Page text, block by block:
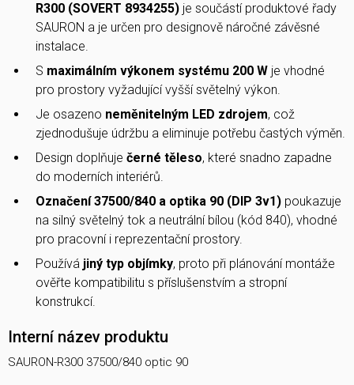
R300 (SOVERT 8934255) je součástí produktové řady
SAURON a je určen pro designově náročné závěsné
instalace.
S maximálním výkonem systému 200 W je vhodné
pro prostory vyžadující vyšší světelný výkon.
Je osazeno neměnitelným LED zdrojem, což
zjednodušuje údržbu a eliminuje potřebu častých výměn.
Design doplňuje černé těleso, které snadno zapadne
do moderních interiérů.
Označení 37500/840 a optika 90 (DIP 3v1) poukazuje
na silný světelný tok a neutrální bílou (kód 840), vhodné
pro pracovní i reprezentační prostory.
Používá jiný typ objímky, proto při plánování montáže
ověřte kompatibilitu s příslušenstvím a stropní
konstrukcí.
Interní název produktu
SAURON-R300 37500/840 optic 90